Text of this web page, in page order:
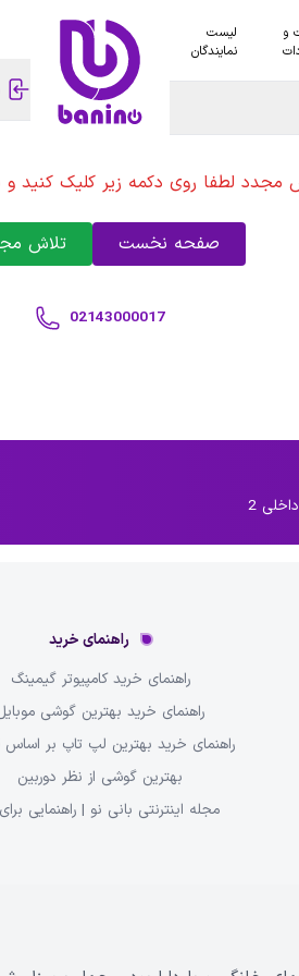
و
لیست
نمایندگان
مجدد لطفا روی دکمه زیر کلیک کنید و
صفحه نخست تلاش
02143000017
راهنمای خرید
راهنمای خرید کامپیوتر گیمینگ
راهنمای خرید بهترین گوشی
راهنمای خرید بهترین لپ تاپ بر
بهترین گوشی از نظر دوربین
مجله اینترنتی بانی نو | راهنمایی